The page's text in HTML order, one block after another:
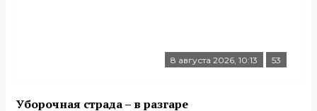
8 августа 2026, 10:13 53
Уборочная страда – в разгаре